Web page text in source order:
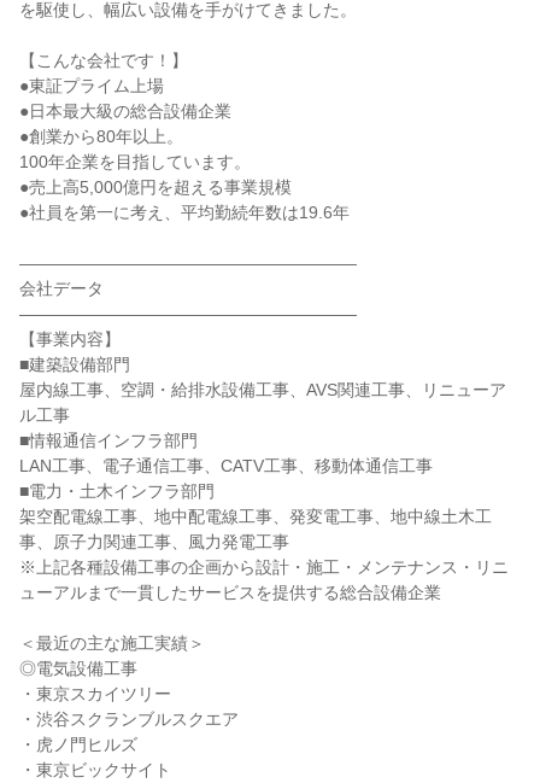
を駆使し、幅広い設備を手がけてきました。
【こんな会社です！】
●東証プライム上場
●日本最大級の総合設備企業
●創業から80年以上。
100年企業を目指しています。
●売上高5,000億円を超える事業規模
●社員を第一に考え、平均勤続年数は19.6年
――――――――――――――――――――
会社データ
――――――――――――――――――――
【事業内容】
■建築設備部門
屋内線工事、空調・給排水設備工事、AVS関連工事、リニューア
ル工事
■情報通信インフラ部門
LAN工事、電子通信工事、CATV工事、移動体通信工事
■電力・土木インフラ部門
架空配電線工事、地中配電線工事、発変電工事、地中線土木工
事、原子力関連工事、風力発電工事
※上記各種設備工事の企画から設計・施工・メンテナンス・リニ
ューアルまで一貫したサービスを提供する総合設備企業
＜最近の主な施工実績＞
◎電気設備工事
・東京スカイツリー
・渋谷スクランブルスクエア
・虎ノ門ヒルズ
・東京ビックサイト